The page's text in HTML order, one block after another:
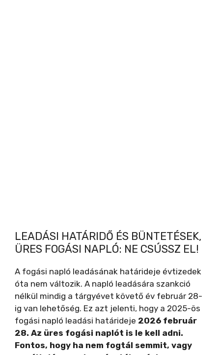
LEADÁSI HATÁRIDŐ ÉS BÜNTETÉSEK,
ÜRES FOGÁSI NAPLÓ: NE CSÚSSZ EL!
A fogási napló leadásának határideje évtizedek
óta nem változik. A napló leadására szankció
nélkül mindig a tárgyévet követő év február 28-
ig van lehetőség. Ez azt jelenti, hogy a 2025-ös
fogási napló leadási határideje 2026 február
28. Az üres fogási naplót is le kell adni.
Fontos, hogy ha nem fogtál semmit, vagy